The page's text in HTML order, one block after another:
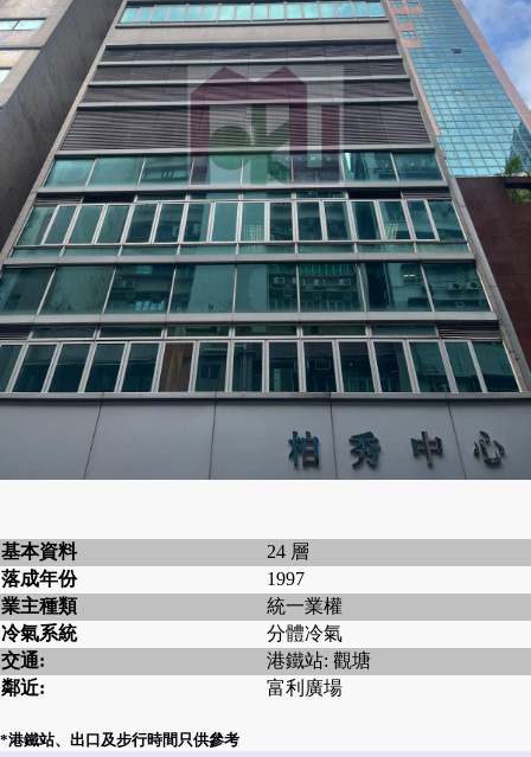
基本資料
24 層
落成年份
1997
業主種類
統一業權
冷氣系統
分體冷氣
交通:
港鐵站: 觀塘
鄰近:
富利廣場
*港鐵站、出口及步行時間只供參考